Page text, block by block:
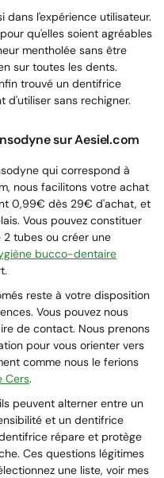
dans l'expérience utilisateur.
qu'elles soient agréables
mentholée sans être
sur toutes les dents.
trouvé un dentifrice
sans rechigner.
sur Aesiel.com
qui correspond à
nous facilitons votre achat
0,99€ dès 29€ d'achat, et
Vous pouvez constituer
tubes ou créer une
bucco-dentaire
reste à votre disposition
Vous pouvez nous
de contact. Nous prenons
pour vous orienter vers
comme nous le ferions
Cers.
peuvent alterner entre un
et un dentifrice
répare et protège
Ces questions légitimes
une liste, voir mes